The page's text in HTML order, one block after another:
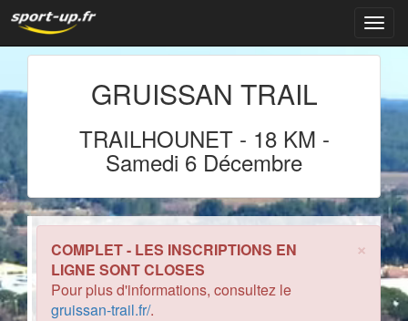
GRUISSAN TRAIL
TRAILHOUNET - 18 KM -
Samedi 6 Décembre
×
COMPLET - LES INSCRIPTIONS EN
LIGNE SONT CLOSES
Pour plus d'informations, consultez le
gruissan-trail.fr/.